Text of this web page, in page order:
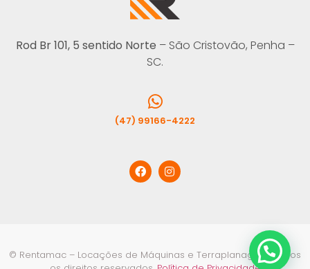
Rod Br 101, 5 sentido Norte – São Cristovão, Penha –
SC.
(47) 99166-4222
© Rentamac – Locações de Máquinas e Terraplanagem. Todos